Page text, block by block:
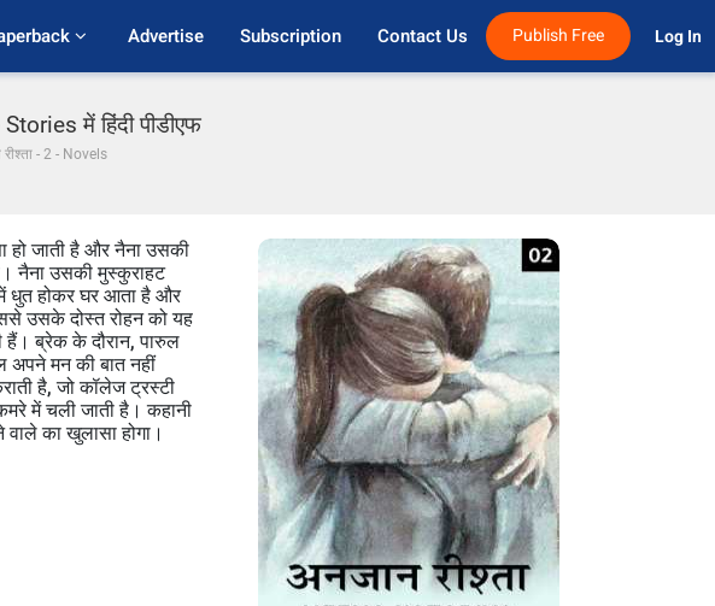
Advertise Subscription Contact Us Publish Free Log In
में हिंदी पीडीएफ
- 2 - Novels
हो जाती है और नैना उसकी
नैना उसकी मुस्कुराहट
धुत होकर घर आता है और
उसके दोस्त रोहन को यह
ब्रेक के दौरान, पारुल
अपने मन की बात नहीं
है, जो कॉलेज ट्रस्टी
में चली जाती है। कहानी
का खुलासा होगा।